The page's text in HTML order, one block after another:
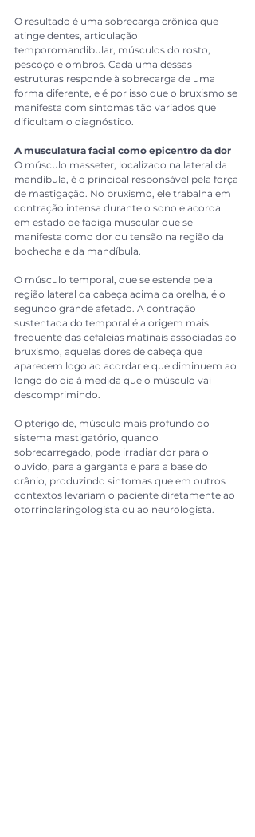
O resultado é uma sobrecarga crônica que
atinge dentes, articulação
temporomandibular, músculos do rosto,
pescoço e ombros. Cada uma dessas
estruturas responde à sobrecarga de uma
forma diferente, e é por isso que o bruxismo se
manifesta com sintomas tão variados que
dificultam o diagnóstico.
A musculatura facial como epicentro da dor
O músculo masseter, localizado na lateral da
mandíbula, é o principal responsável pela força
de mastigação. No bruxismo, ele trabalha em
contração intensa durante o sono e acorda
em estado de fadiga muscular que se
manifesta como dor ou tensão na região da
bochecha e da mandíbula.
O músculo temporal, que se estende pela
região lateral da cabeça acima da orelha, é o
segundo grande afetado. A contração
sustentada do temporal é a origem mais
frequente das cefaleias matinais associadas ao
bruxismo, aquelas dores de cabeça que
aparecem logo ao acordar e que diminuem ao
longo do dia à medida que o músculo vai
descomprimindo.
O pterigoide, músculo mais profundo do
sistema mastigatório, quando
sobrecarregado, pode irradiar dor para o
ouvido, para a garganta e para a base do
crânio, produzindo sintomas que em outros
contextos levariam o paciente diretamente ao
otorrinolaringologista ou ao neurologista.